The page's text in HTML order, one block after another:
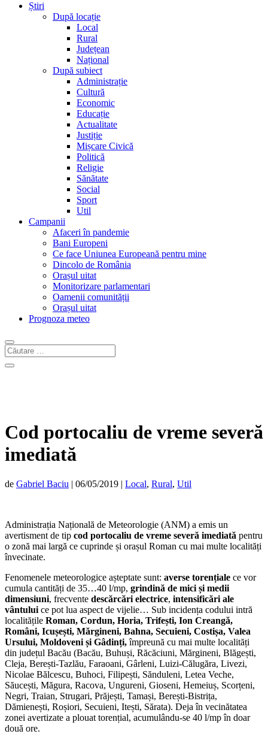
Știri
După locație
Local
Rural
Județean
Național
După subiect
Administrație
Cultură
Economic
Educație
Actualitate
Justiție
Mișcare Civică
Politică
Religie
Sănătate
Social
Sport
Util
Campanii
Afaceri în pandemie
Bani Europeni
Ce face Uniunea Europeană pentru mine
Dincolo de România
Orașul uitat
Monitorizare parlamentari
Oamenii comunității
Orașul uitat
Prognoza meteo
Cod portocaliu de vreme severă
imediată
de Gabriel Baciu | 06/05/2019 | Local, Rural, Util
Administrația Națională de Meteorologie (ANM) a emis un
avertisment de tip cod portocaliu de vreme severă imediată pentru
o zonă mai largă ce cuprinde și orașul Roman cu mai multe localități
învecinate.
Fenomenele meteorologice așteptate sunt: averse torențiale ce vor
cumula cantități de 35…40 l/mp, grindină de mici și medii
dimensiuni, frecvente descărcări electrice, intensificări ale
vântului ce pot lua aspect de vijelie… Sub incidența codului intră
localitățile Roman, Cordun, Horia, Trifești, Ion Creangă,
Români, Icușești, Mărgineni, Bahna, Secuieni, Costișa, Valea
Ursului, Moldoveni și Gâdinți,împreună cu mai multe localități
din județul Bacău (Bacău, Buhuși, Răcăciuni, Mărgineni, Blăgești,
Cleja, Berești-Tazlău, Faraoani, Gârleni, Luizi-Călugăra, Livezi,
Nicolae Bălcescu, Buhoci, Filipești, Sănduleni, Letea Veche,
Săucești, Măgura, Racova, Ungureni, Gioseni, Hemeiuș, Scorțeni,
Negri, Traian, Strugari, Prăjești, Tamași, Berești-Bistrița,
Dămienești, Roșiori, Secuieni, Itești, Sărata). Deja în vecinătatea
zonei avertizate a plouat torențial, acumulându-se 40 l/mp în doar
două ore.